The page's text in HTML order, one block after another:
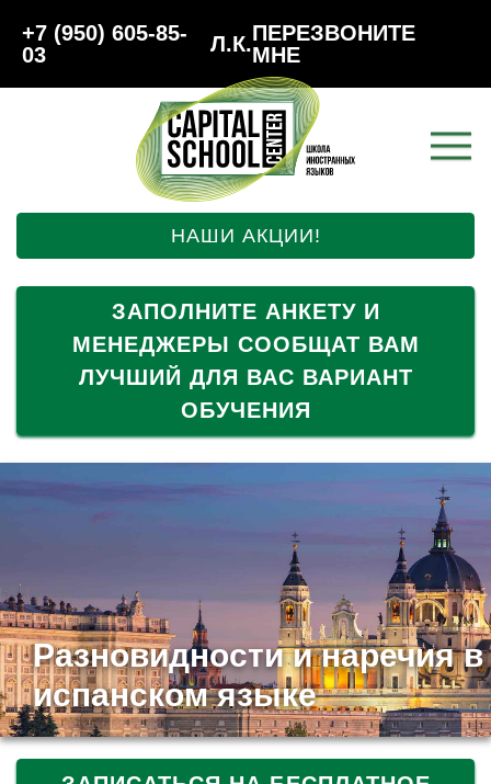
+7 (950) 605-85-
03
Л.К.ПЕРЕЗВОНИТЕ
МНЕ
НАШИ АКЦИИ!
ЗАПОЛНИТЕ АНКЕТУ И
МЕНЕДЖЕРЫ СООБЩАТ ВАМ
ЛУЧШИЙ ДЛЯ ВАС ВАРИАНТ
ОБУЧЕНИЯ
Разновидности и наречия в
испанском языке